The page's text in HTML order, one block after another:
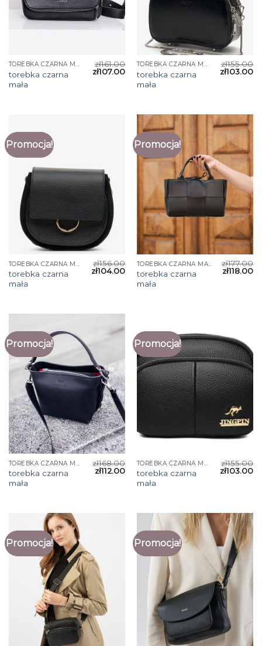
TOREBKA CZARNA MAŁA
torebka czarna
mała
zł161.00
zł107.00
TOREBKA CZARNA MAŁA
torebka czarna
mała
zł155.00
zł103.00
Promocja!
torebka czarna
mała
zł156.00
zł104.00
Promocja!
torebka czarna
mała
zł177.00
zł118.00
Promocja!
TOREBKA CZARNA MAŁA
torebka czarna
mała
zł168.00
zł112.00
Promocja!
TOREBKA CZARNA MAŁA
torebka czarna
mała
zł155.00
zł103.00
Promocja! Promocja!